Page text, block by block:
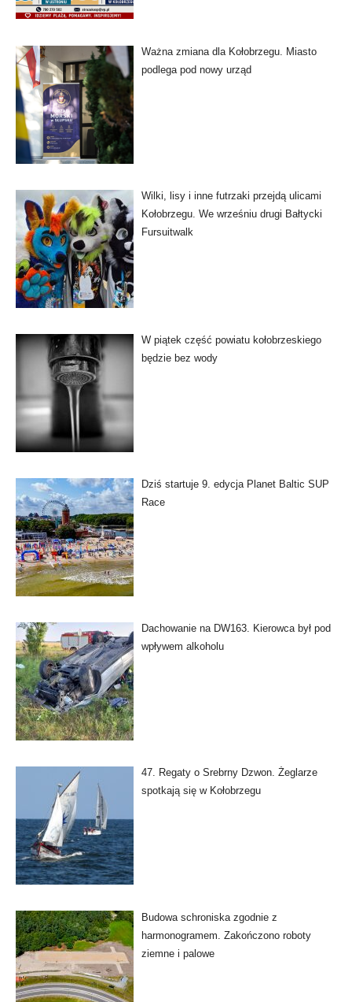
Ważna zmiana dla Kołobrzegu. Miasto
podlega pod nowy urząd
Wilki, lisy i inne futrzaki przejdą ulicami
Kołobrzegu. We wrześniu drugi Bałtycki
Fursuitwalk
W piątek część powiatu kołobrzeskiego
będzie bez wody
Dziś startuje 9. edycja Planet Baltic SUP
Race
Dachowanie na DW163. Kierowca był pod
wpływem alkoholu
47. Regaty o Srebrny Dzwon. Żeglarze
spotkają się w Kołobrzegu
Budowa schroniska zgodnie z
harmonogramem. Zakończono roboty
ziemne i palowe